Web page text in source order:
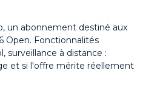
un abonnement destiné aux
Open. Fonctionnalités
surveillance à distance :
et si l'offre mérite réellement